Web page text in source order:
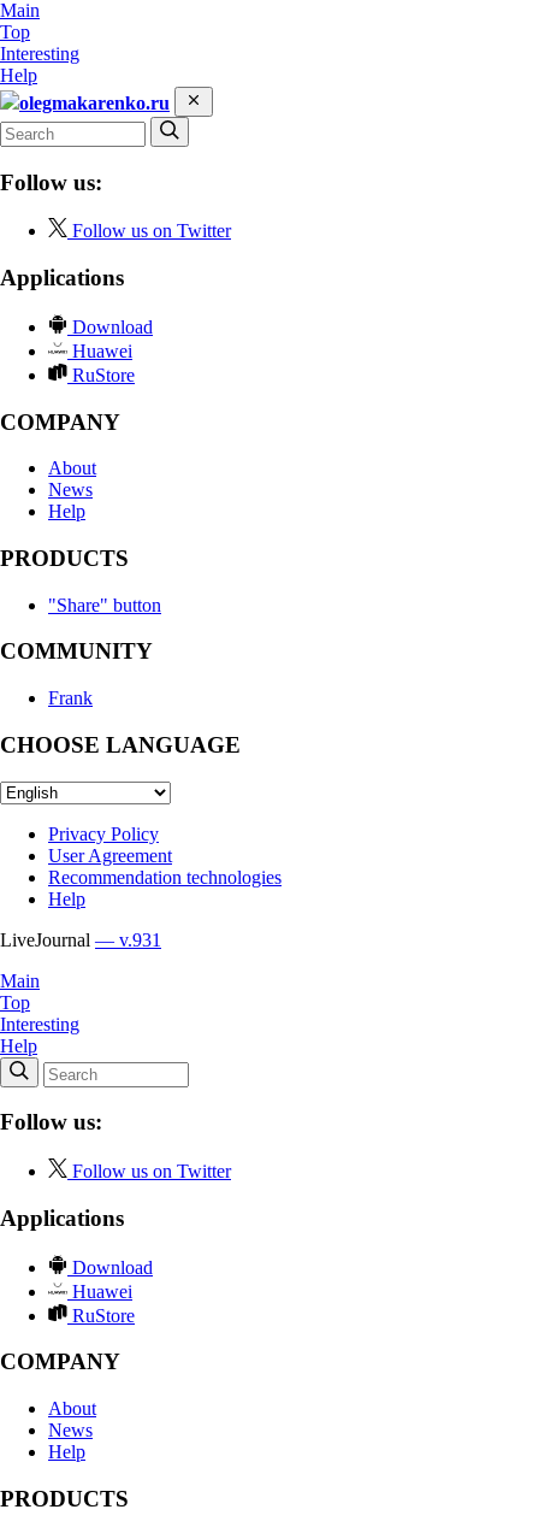
Main
Top
Interesting
Help
olegmakarenko.ru
Follow us:
Follow us on Twitter
Applications
Download
Huawei
RuStore
COMPANY
About
News
Help
PRODUCTS
"Share" button
COMMUNITY
Frank
CHOOSE LANGUAGE
Privacy Policy
User Agreement
Recommendation technologies
Help
LiveJournal — v.931
Main
Top
Interesting
Help
Follow us:
Follow us on Twitter
Applications
Download
Huawei
RuStore
COMPANY
About
News
Help
PRODUCTS